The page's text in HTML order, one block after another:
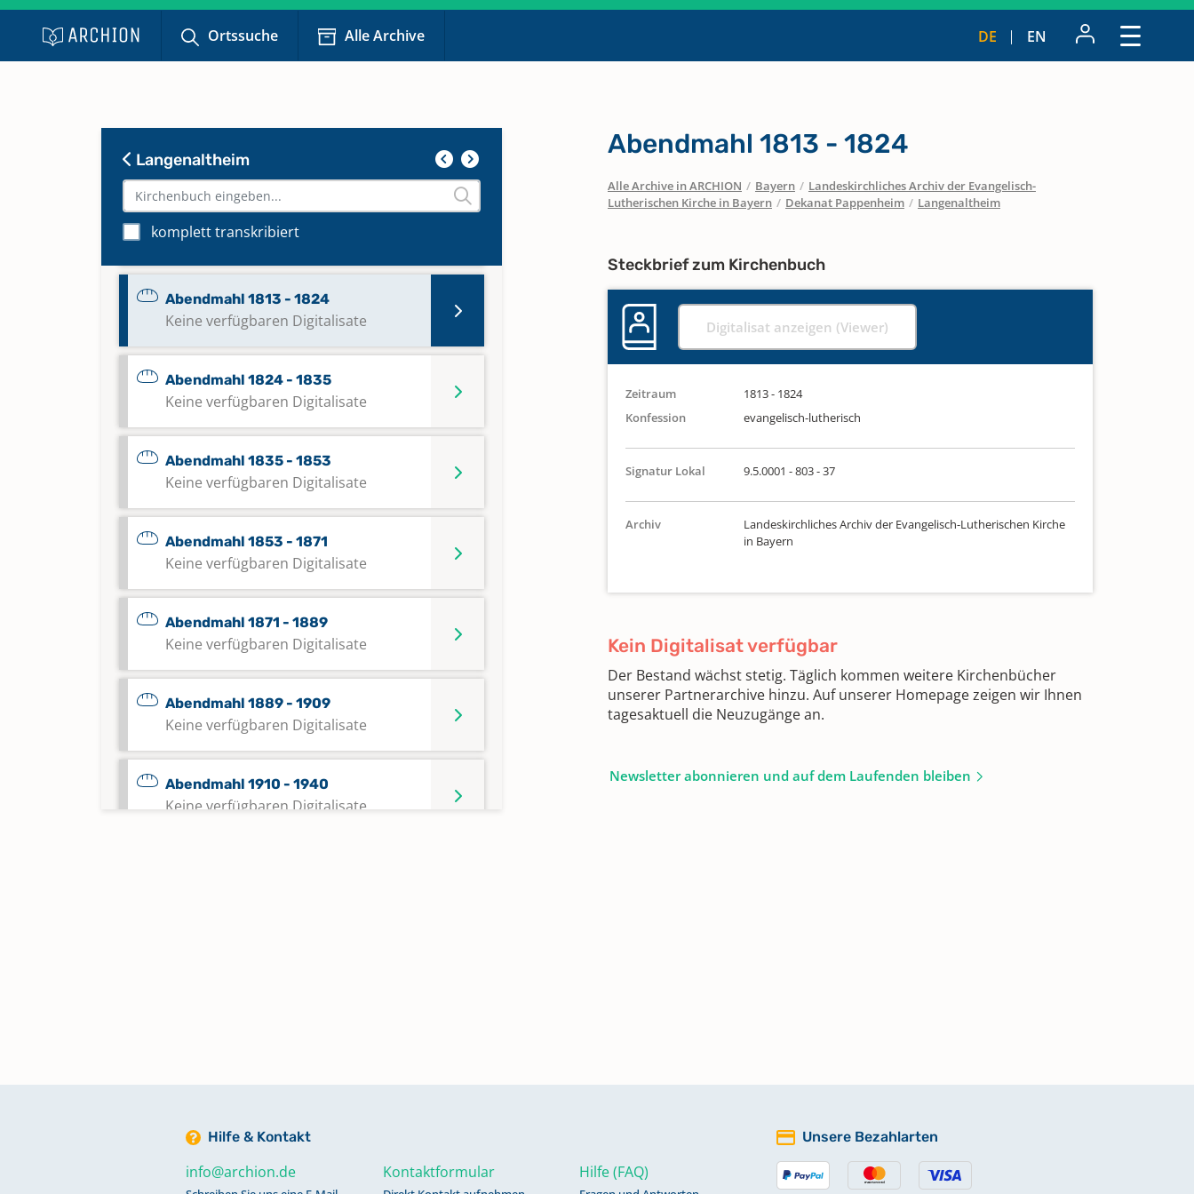
Ortssuche Alle Archive DE EN
Langenaltheim
komplett transkribiert
Keine verfügbaren Digitalisate
Abendmahl 1805 - 1812
Keine verfügbaren Digitalisate
Abendmahl 1813 - 1824
Keine verfügbaren Digitalisate
Abendmahl 1824 - 1835
Keine verfügbaren Digitalisate
Abendmahl 1835 - 1853
Keine verfügbaren Digitalisate
Abendmahl 1853 - 1871
Keine verfügbaren Digitalisate
Abendmahl 1871 - 1889
Keine verfügbaren Digitalisate
Abendmahl 1889 - 1909
Keine verfügbaren Digitalisate
Abendmahl 1910 - 1940
Keine verfügbaren Digitalisate
Bestattungen 1642 - 2017
Keine verfügbaren Digitalisate
Abendmahl 1813 - 1824
Alle Archive in ARCHION / Bayern / Landeskirchliches Archiv der Evangelisch-
Lutherischen Kirche in Bayern / Dekanat Pappenheim / Langenaltheim
Steckbrief zum Kirchenbuch
Digitalisat anzeigen (Viewer)
Zeitraum
1813 - 1824
Konfession
evangelisch-lutherisch
Signatur Lokal 9.5.0001 - 803 - 37
Archiv
Landeskirchliches Archiv der Evangelisch-Lutherischen Kirche
in Bayern
Kein Digitalisat verfügbar
Der Bestand wächst stetig. Täglich kommen weitere Kirchenbücher
unserer Partnerarchive hinzu. Auf unserer Homepage zeigen wir Ihnen
tagesaktuell die Neuzugänge an.
Newsletter abonnieren und auf dem Laufenden bleiben
Hilfe & Kontakt
info@archion.de Kontaktformular Hilfe (FAQ)
Unsere Bezahlarten